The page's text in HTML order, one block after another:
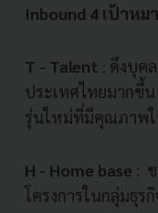
Inbound 4 เป้าหม
T - Talent : ดึงบุค
ประเทศไทยมากขึ้
รุ่นใหม่ที่มีคุณภาพใ
H - Home base :
โครงการในกลุ่มธุร